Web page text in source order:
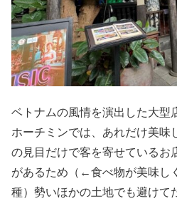
ベトナムの風情を演出した大型
ホーチミンでは、あれだけ美味
の見目だけで客を寄せているお
があるため（←食べ物が美味し
種）勢いほかの土地でも避けて